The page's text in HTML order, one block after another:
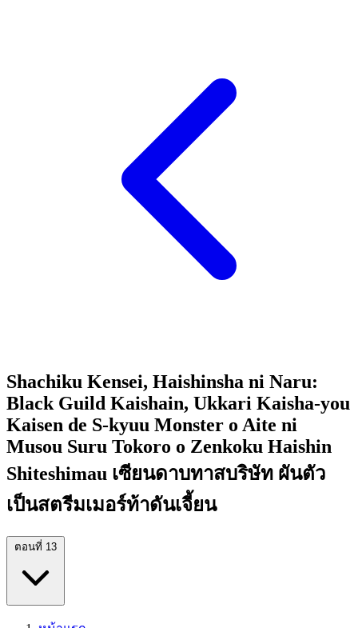
Shachiku Kensei, Haishinsha ni Naru:
Black Guild Kaishain, Ukkari Kaisha-you
Kaisen de S-kyuu Monster o Aite ni
Musou Suru Tokoro o Zenkoku Haishin
Shiteshimau เซียนดาบทาสบริษัท ผันตัว
เป็นสตรีมเมอร์ท้าดันเจี้ยน
ตอนที่ 13